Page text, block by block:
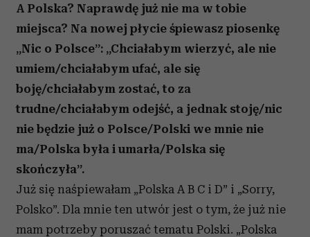
A Polska? Naprawdę już nie ma w tobie
miejsca? Na nowej płycie śpiewasz piosenkę
„Nic o Polsce”: „Chciałabym wierzyć, ale nie
umiem/chciałabym ufać, ale się
boję/chciałabym zostać, to za
trudne/chciałabym odejść, a jednak stoję/nic
nie będzie już o Polsce/Polski we mnie nie
ma/Polska była i umarła/Polska się
skończyła”.
Już się naśpiewałam „Polska A B C i D” i „Sorry,
Polsko”. Dla mnie ten utwór jest o tym, że już nie
mam potrzeby poruszać tematu Polski. „Polska